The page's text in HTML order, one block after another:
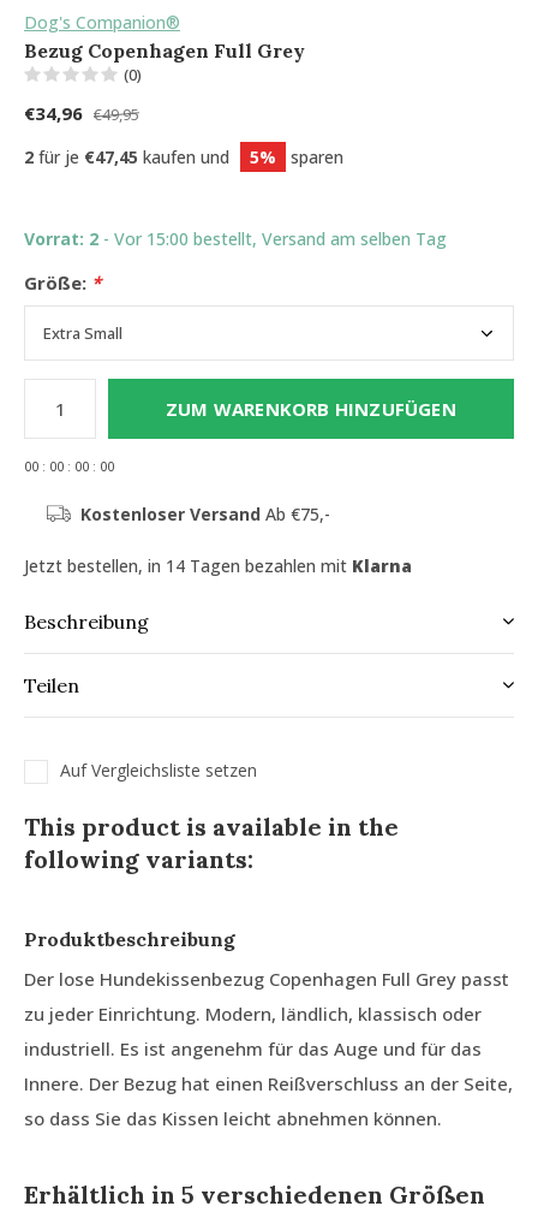
Dog's Companion®
Bezug Copenhagen Full Grey
(0)
€34,96 €49,95
2 für je €47,45 kaufen und 5% sparen
Vorrat: 2 - Vor 15:00 bestellt, Versand am selben Tag
Größe: *
ZUM WARENKORB HINZUFÜGEN
00 : 00 : 00 : 00
Kostenloser Versand Ab €75,-
Jetzt bestellen, in 14 Tagen bezahlen mit Klarna
Beschreibung
Teilen
Auf Vergleichsliste setzen
This product is available in the
following variants:
Produktbeschreibung
Der lose Hundekissenbezug Copenhagen Full Grey passt
zu jeder Einrichtung. Modern, ländlich, klassisch oder
industriell. Es ist angenehm für das Auge und für das
Innere. Der Bezug hat einen Reißverschluss an der Seite,
so dass Sie das Kissen leicht abnehmen können.
Erhältlich in 5 verschiedenen Größen